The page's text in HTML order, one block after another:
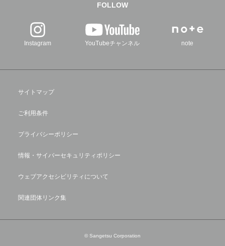
FOLLOW
Instagram YouTubeチャンネル note
サイトマップ
ご利用条件
プライバシーポリシー
情報・サイバーセキュリティポリシー
ウェブアクセシビリティについて
関連団体リンク集
© Sangetsu Corporation